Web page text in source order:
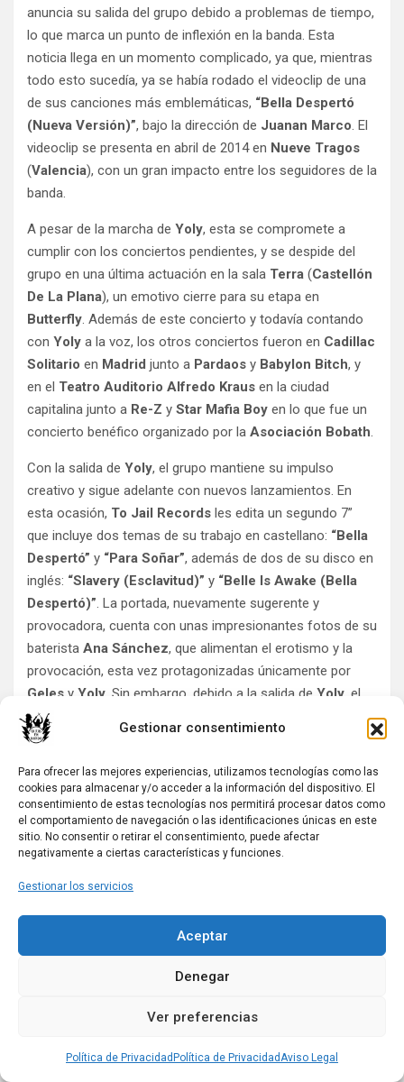
Gestionar consentimiento
Para ofrecer las mejores experiencias, utilizamos tecnologías como las
cookies para almacenar y/o acceder a la información del dispositivo. El
consentimiento de estas tecnologías nos permitirá procesar datos como
el comportamiento de navegación o las identificaciones únicas en este
sitio. No consentir o retirar el consentimiento, puede afectar
negativamente a ciertas características y funciones.
Gestionar los servicios
Aceptar
Denegar
Ver preferencias
Política de Privacidad Política de PrivacidadAviso Legal
anuncia su salida del grupo debido a problemas de tiempo,
lo que marca un punto de inflexión en la banda. Esta
noticia llega en un momento complicado, ya que, mientras
todo esto sucedía, ya se había rodado el videoclip de una
de sus canciones más emblemáticas, “Bella Despertó
(Nueva Versión)”, bajo la dirección de Juanan Marco. El
videoclip se presenta en abril de 2014 en Nueve Tragos
(Valencia), con un gran impacto entre los seguidores de la
banda.
A pesar de la marcha de Yoly, esta se compromete a
cumplir con los conciertos pendientes, y se despide del
grupo en una última actuación en la sala Terra (Castellón
De La Plana), un emotivo cierre para su etapa en
Butterfly. Además de este concierto y todavía contando
con Yoly a la voz, los otros conciertos fueron en Cadillac
Solitario en Madrid junto a Pardaos y Babylon Bitch, y
en el Teatro Auditorio Alfredo Kraus en la ciudad
capitalina junto a Re-Z y Star Mafia Boy en lo que fue un
concierto benéfico organizado por la Asociación Bobath.
Con la salida de Yoly, el grupo mantiene su impulso
creativo y sigue adelante con nuevos lanzamientos. En
esta ocasión, To Jail Records les edita un segundo 7”
que incluye dos temas de su trabajo en castellano: “Bella
Despertó” y “Para Soñar”, además de dos de su disco en
inglés: “Slavery (Esclavitud)” y “Belle Is Awake (Bella
Despertó)”. La portada, nuevamente sugerente y
provocadora, cuenta con unas impresionantes fotos de su
baterista Ana Sánchez, que alimentan el erotismo y la
provocación, esta vez protagonizadas únicamente por
Geles y Yoly . Sin embargo, debido a la salida de Yoly , el
vinilo y el videoclip no reciben la promoción que habrían
tenido de haberse mantenido la formación original del
Este fue un período de grandes desafíos paraButterfly,
pero también de aprendizaje y adaptación a nuevas
realidades. Aunque la banda se vio obligada a cambiar, su
energía y creatividad siguieron brillando, marcando una
nueva etapa en su carrera musical.
comenzó a enfrentar un proceso de búsqueda
continuar el legado del grupo. En este contexto,Carolina